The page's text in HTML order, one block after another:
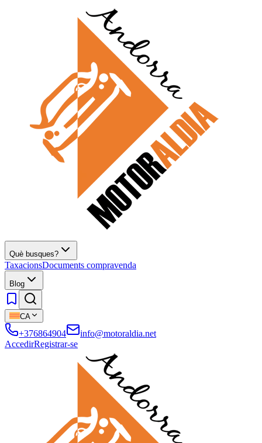
Què busques?
TaxacionsDocuments compravenda
Blog
CA
+376864904
info@motoraldia.net
AccedirRegistrar-se